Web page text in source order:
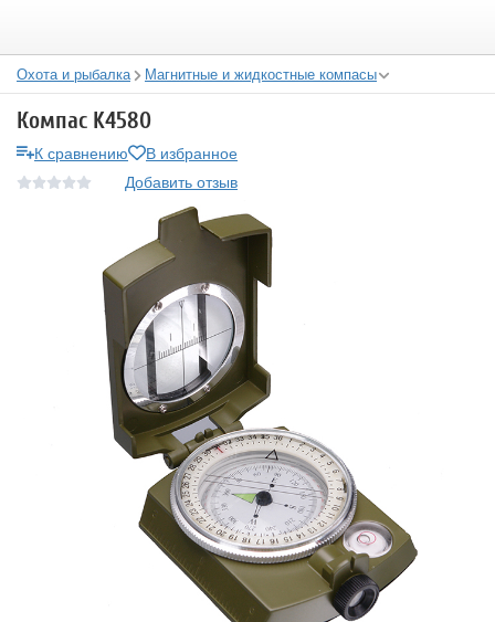
Охота и рыбалка Магнитные и жидкостные компасы
Компас K4580
К сравнению
В избранное
Добавить отзыв